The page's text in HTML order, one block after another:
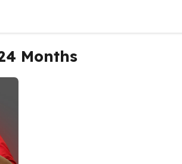
Months